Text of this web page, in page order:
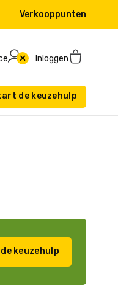
Verkooppunten
Inloggen
de keuzehulp
keuzehulp